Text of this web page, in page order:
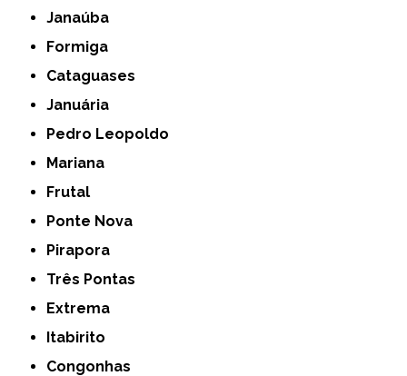
Janaúba
Formiga
Cataguases
Januária
Pedro Leopoldo
Mariana
Frutal
Ponte Nova
Pirapora
Três Pontas
Extrema
Itabirito
Congonhas